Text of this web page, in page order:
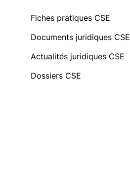
Fiches pratiques CSE
Documents juridiques CSE
Actualités juridiques CSE
Dossiers CSE